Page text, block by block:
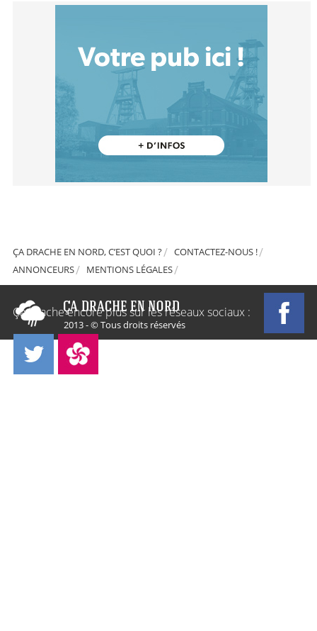
ÇA DRACHE EN NORD, C’EST QUOI ?
CONTACTEZ-NOUS !
ANNONCEURS
MENTIONS LÉGALES
2013 - © Tous droits réservés
Ça Drache encore plus sur les réseaux sociaux :